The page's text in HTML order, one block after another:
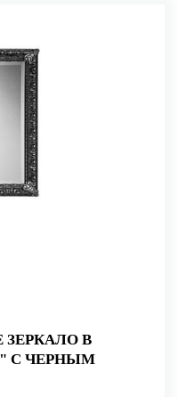
ЗЕРКАЛО В
С ЧЕРНЫМ